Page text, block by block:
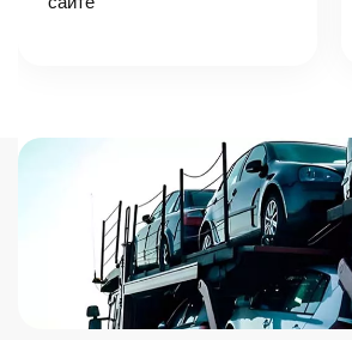
автоперевозки,